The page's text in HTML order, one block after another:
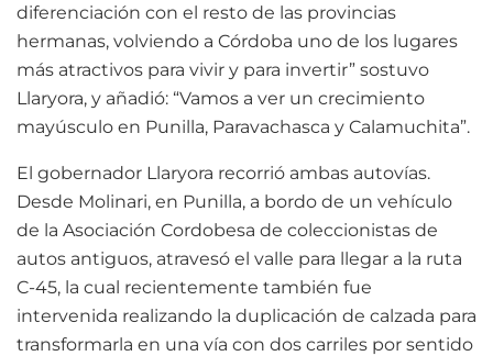
diferenciación con el resto de las provincias
hermanas, volviendo a Córdoba uno de los lugares
más atractivos para vivir y para invertir” sostuvo
Llaryora, y añadió: “Vamos a ver un crecimiento
mayúsculo en Punilla, Paravachasca y Calamuchita”.
El gobernador Llaryora recorrió ambas autovías.
Desde Molinari, en Punilla, a bordo de un vehículo
de la Asociación Cordobesa de coleccionistas de
autos antiguos, atravesó el valle para llegar a la ruta
C-45, la cual recientemente también fue
intervenida realizando la duplicación de calzada para
transformarla en una vía con dos carriles por sentido